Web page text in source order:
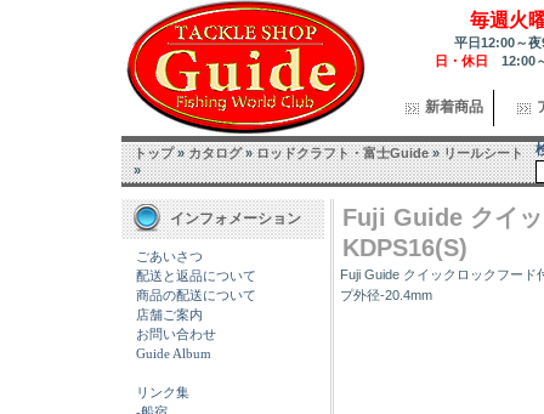
毎週火
平日12:00～
日・休日 12:00
新着商品
トップ»カタログ»ロッドクラフト・富士Guide»リールシート
»
インフォメーション
ごあいさつ
配送と返品について
商品の配送について
店舗ご案内
お問い合わせ
Guide Album
リンク集
Fuji Guide クイ
KDPS16(S)
Fuji Guide クイックロックフー
プ外径-20.4mm